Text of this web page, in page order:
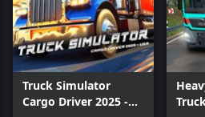
Truck Simulator
Cargo Driver 2025 -